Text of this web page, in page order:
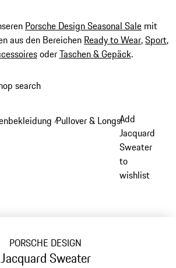
Porsche Design Seasonal Sale mit
aus den Bereichen Ready to Wear,Sport,
oderTaschen & Gepäck.
search
/Pullover & Longsleeves
Add
Jacquard
Sweater
to
wishlist
PORSCHE DESIGN
Jacquard Sweater